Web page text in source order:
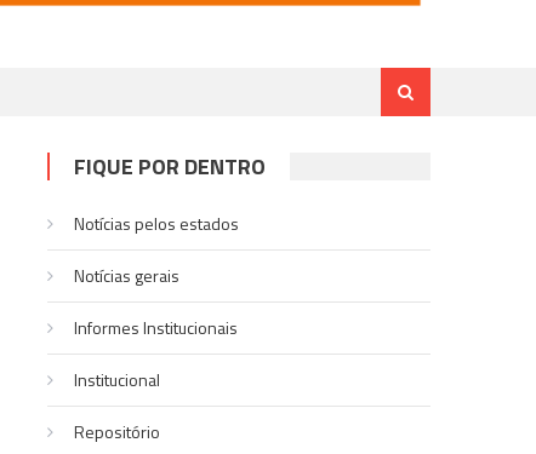
FIQUE POR DENTRO
Notícias pelos estados
Notí­cias gerais
Informes Institucionais
Institucional
Repositório